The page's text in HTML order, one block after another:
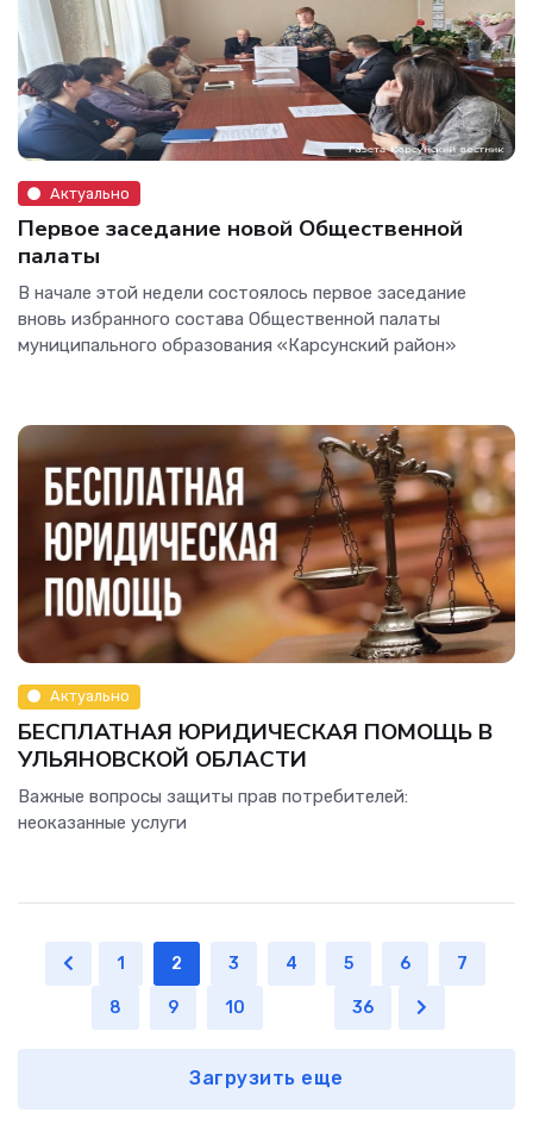
Актуально
Первое заседание новой Общественной
палаты
В начале этой недели состоялось первое заседание
вновь избранного состава Общественной палаты
муниципального образования «Карсунский район»
Актуально
БЕСПЛАТНАЯ ЮРИДИЧЕСКАЯ ПОМОЩЬ В
УЛЬЯНОВСКОЙ ОБЛАСТИ
Важные вопросы защиты прав потребителей:
неоказанные услуги
1 2 3 4 5 6 7
8 9 10 36
Загрузить еще